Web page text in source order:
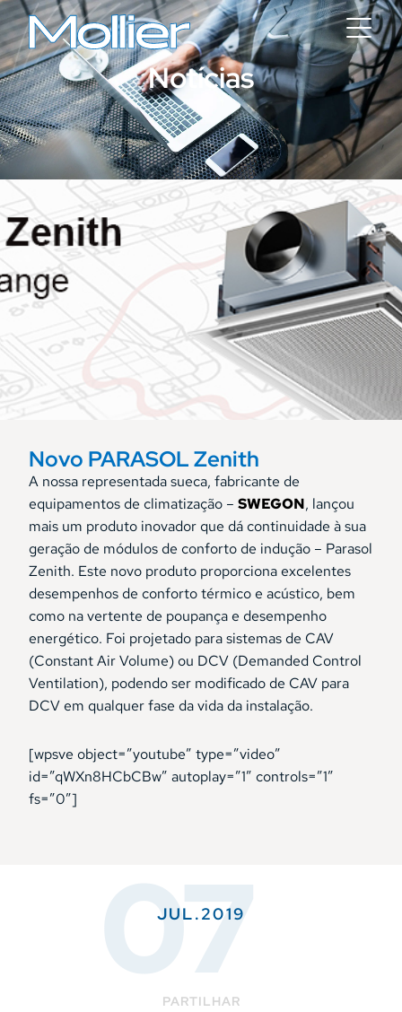
Notícias
07
JUL.2019
PARTILHAR
Novo PARASOL Zenith
A nossa representada sueca, fabricante de
equipamentos de climatização – SWEGON, lançou
mais um produto inovador que dá continuidade à sua
geração de módulos de conforto de indução – Parasol
Zenith. Este novo produto proporciona excelentes
desempenhos de conforto térmico e acústico, bem
como na vertente de poupança e desempenho
energético. Foi projetado para sistemas de CAV
(Constant Air Volume) ou DCV (Demanded Control
Ventilation), podendo ser modificado de CAV para
DCV em qualquer fase da vida da instalação.
[wpsve object=”youtube” type=”video”
id=”qWXn8HCbCBw” autoplay=”1″ controls=”1″
fs=”0″]